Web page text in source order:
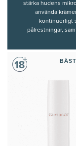
stärka hudens
använda
kontinuerligt
påfrestningar,
dokumenterad
krämer som hjälper
en
Innehållet och
och